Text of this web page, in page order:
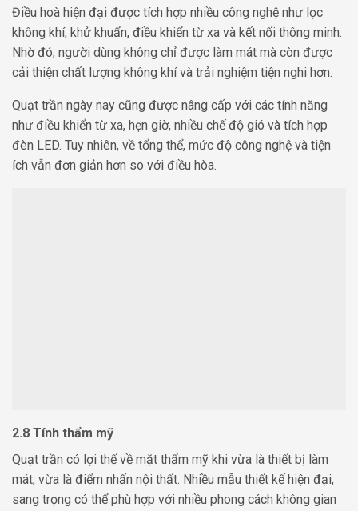
Điều hoà hiện đại được tích hợp nhiều công nghệ như lọc
không khí, khử khuẩn, điều khiển từ xa và kết nối thông minh.
Nhờ đó, người dùng không chỉ được làm mát mà còn được
cải thiện chất lượng không khí và trải nghiệm tiện nghi hơn.
Quạt trần ngày nay cũng được nâng cấp với các tính năng
như điều khiển từ xa, hẹn giờ, nhiều chế độ gió và tích hợp
đèn LED. Tuy nhiên, về tổng thể, mức độ công nghệ và tiện
ích vẫn đơn giản hơn so với điều hòa.
2.8 Tính thẩm mỹ
Quạt trần có lợi thế về mặt thẩm mỹ khi vừa là thiết bị làm
mát, vừa là điểm nhấn nội thất. Nhiều mẫu thiết kế hiện đại,
sang trọng có thể phù hợp với nhiều phong cách không gian